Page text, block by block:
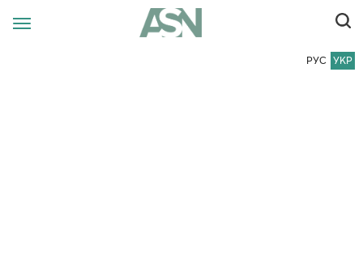
РУС УКР